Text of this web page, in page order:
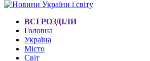
ВСІ РОЗДІЛИ
Головна
Україна
Місто
Світ